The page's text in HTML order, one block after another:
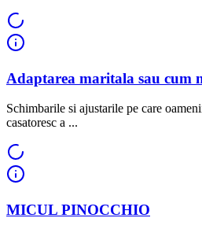
Adaptarea maritala sau cum
Schimbarile si ajustarile pe care
casatoresc a ...
MICUL PINOCCHIO